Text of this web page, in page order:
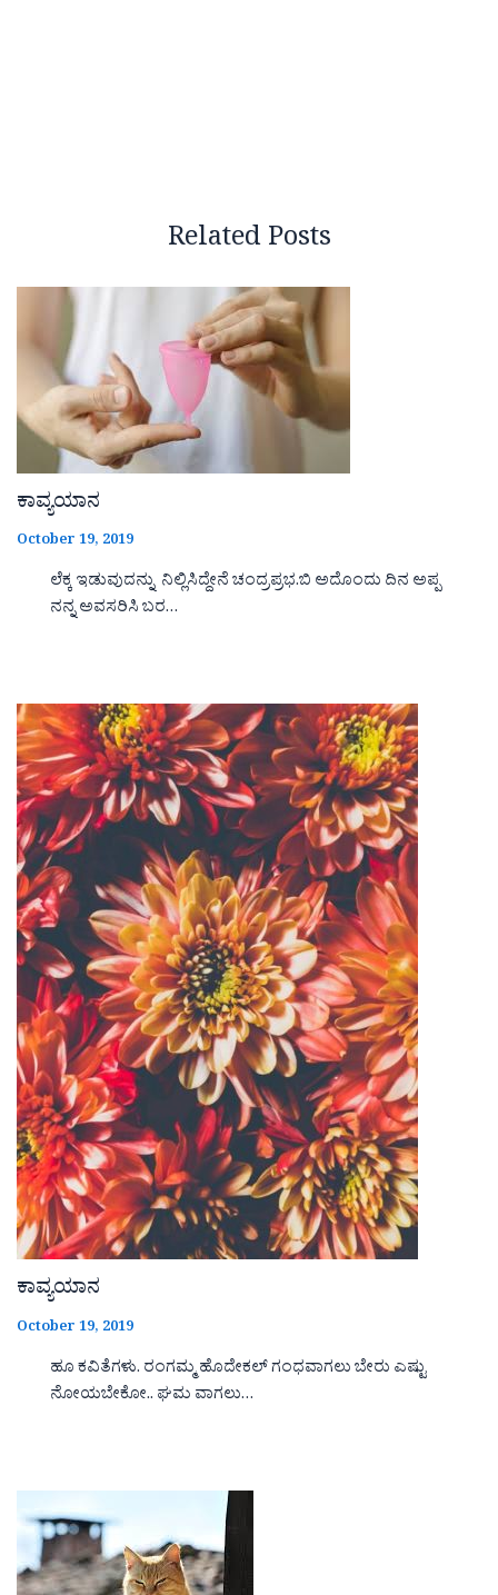
Related Posts
ಕಾವ್ಯಯಾನ
October 19, 2019
ಲೆಕ್ಕ ಇಡುವುದನ್ನು ನಿಲ್ಲಿಸಿದ್ದೇನೆ ಚಂದ್ರಪ್ರಭ.ಬಿ ಅದೊಂದು ದಿನ ಅಪ್ಪ
ನನ್ನ ಅವಸರಿಸಿ ಬರ…
ಕಾವ್ಯಯಾನ
October 19, 2019
ಹೂ ಕವಿತೆಗಳು. ರಂಗಮ್ಮ ಹೊದೇಕಲ್ ಗಂಧವಾಗಲು ಬೇರು ಎಷ್ಟು
ನೋಯಬೇಕೋ.. ಘಮ ವಾಗಲು…